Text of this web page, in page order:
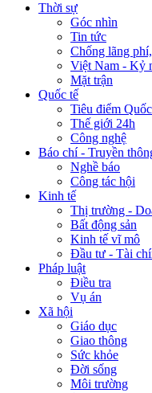
Thời sự
Góc nhìn
Tin tức
Chống lãng
Việt Nam - Kỷ
Mặt trận
Quốc tế
Tiêu điểm
Thế giới 24h
Công nghệ
Báo chí - Truyền
Nghề báo
Công tác hội
Kinh tế
Thị trường -
Bất động sản
Kinh tế vĩ mô
Đầu tư - Tài
Pháp luật
Điều tra
Vụ án
Xã hội
Giáo dục
Giao thông
Sức khỏe
Đời sống
Môi trường